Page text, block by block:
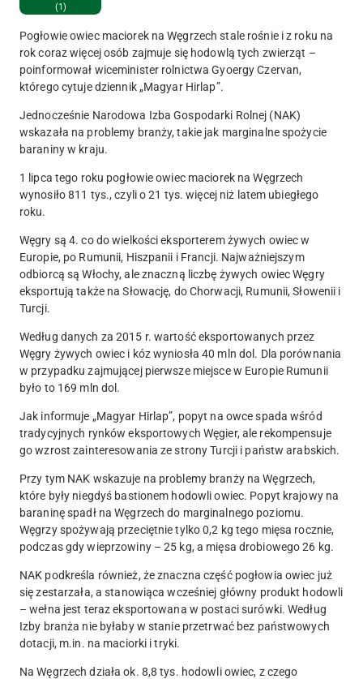
(1)
Pogłowie owiec maciorek na Węgrzech stale rośnie i z roku na
rok coraz więcej osób zajmuje się hodowlą tych zwierząt –
poinformował wiceminister rolnictwa Gyoergy Czervan,
którego cytuje dziennik „Magyar Hirlap”.
Jednocześnie Narodowa Izba Gospodarki Rolnej (NAK)
wskazała na problemy branży, takie jak marginalne spożycie
baraniny w kraju.
1 lipca tego roku pogłowie owiec maciorek na Węgrzech
wynosiło 811 tys., czyli o 21 tys. więcej niż latem ubiegłego
roku.
Węgry są 4. co do wielkości eksporterem żywych owiec w
Europie, po Rumunii, Hiszpanii i Francji. Najważniejszym
odbiorcą są Włochy, ale znaczną liczbę żywych owiec Węgry
eksportują także na Słowację, do Chorwacji, Rumunii, Słowenii i
Turcji.
Według danych za 2015 r. wartość eksportowanych przez
Węgry żywych owiec i kóz wyniosła 40 mln dol. Dla porównania
w przypadku zajmującej pierwsze miejsce w Europie Rumunii
było to 169 mln dol.
Jak informuje „Magyar Hirlap”, popyt na owce spada wśród
tradycyjnych rynków eksportowych Węgier, ale rekompensuje
go wzrost zainteresowania ze strony Turcji i państw arabskich.
Przy tym NAK wskazuje na problemy branży na Węgrzech,
które były niegdyś bastionem hodowli owiec. Popyt krajowy na
baraninę spadł na Węgrzech do marginalnego poziomu.
Węgrzy spożywają przeciętnie tylko 0,2 kg tego mięsa rocznie,
podczas gdy wieprzowiny – 25 kg, a mięsa drobiowego 26 kg.
NAK podkreśla również, że znaczna część pogłowia owiec już
się zestarzała, a stanowiąca wcześniej główny produkt hodowli
– wełna jest teraz eksportowana w postaci surówki. Według
Izby branża nie byłaby w stanie przetrwać bez państwowych
dotacji, m.in. na maciorki i tryki.
Na Węgrzech działa ok. 8,8 tys. hodowli owiec, z czego